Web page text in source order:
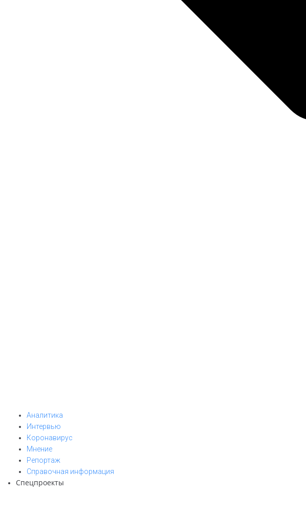
Аналитика
Интервью
Коронавирус
Мнение
Репортаж
Cправочная информация
Спецпроекты